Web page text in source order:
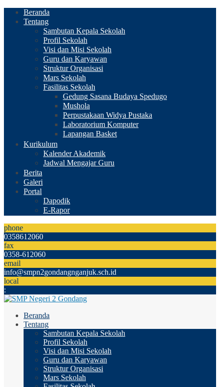
Beranda
Tentang
Sambutan Kepala Sekolah
Profil Sekolah
Visi dan Misi Sekolah
Guru dan Karyawan
Struktur Organisasi
Mars Sekolah
Fasilitas Sekolah
Gedung Sasana Budaya Spedugo
Mushola
Perpustakaan Widya Pustaka
Laboratorium Komputer
Lapangan Basket
Kurikulum
Kalender Akademik
Jadwal Mengajar Guru
Berita
Galeri
Portal
Dapodik
E-Rapor
phone
0358612060
fax
0358-612060
email
info@smpn2gondangnganjuk.sch.id
local
:
Beranda
Tentang
Sambutan Kepala Sekolah
Profil Sekolah
Visi dan Misi Sekolah
Guru dan Karyawan
Struktur Organisasi
Mars Sekolah